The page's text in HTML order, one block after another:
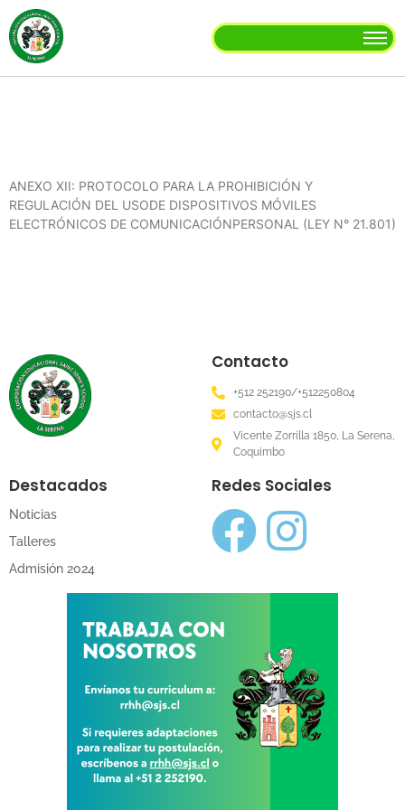
ANEXO XII: PROTOCOLO PARA LA PROHIBICIÓN Y
REGULACIÓN DEL USODE DISPOSITIVOS MÓVILES
ELECTRÓNICOS DE COMUNICACIÓNPERSONAL (LEY N° 21.801)
Contacto
+512 252190/+512250804
contacto@sjs.cl
Vicente Zorrilla 1850, La Serena,
Coquimbo
Destacados
Noticias
Talleres
Admisión 2024
Redes Sociales